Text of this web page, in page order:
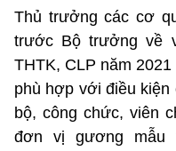
Thủ trưởng các cơ
trước Bộ trưởng về
THTK, CLP năm
phù hợp với điều kiện
bộ, công chức, viên
đơn vị gương mẫu